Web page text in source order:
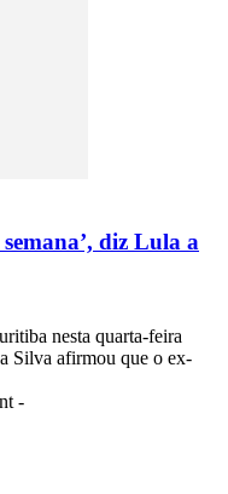
diz Lula a
nesta quarta-feira
Silva afirmou que o ex-
-